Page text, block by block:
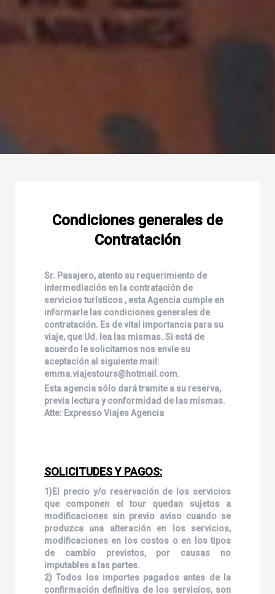
Condiciones generales de
Contratación
Sr. Pasajero, atento su requerimiento de
intermediación en la contratación de
servicios turísticos , esta Agencia cumple en
informarle las condiciones generales de
contratación. Es de vital importancia para su
viaje, que Ud. lea las mismas. Si está de
acuerdo le solicitamos nos envíe su
aceptación al siguiente mail:
emma.viajestours@hotmail.com.
Esta agencia sólo dará tramite a su reserva,
previa lectura y conformidad de las mismas.
Atte: Expresso Viajes Agencia
SOLICITUDES Y PAGOS:
1)El precio y/o reservación de los servicios
que componen el tour quedan sujetos a
modificaciones sin previo aviso cuando se
produzca una alteración en los servicios,
modificaciones en los costos o en los tipos
de cambio previstos, por causas no
imputables a las partes.
2) Todos los importes pagados antes de la
confirmación definitiva de los servicios, son